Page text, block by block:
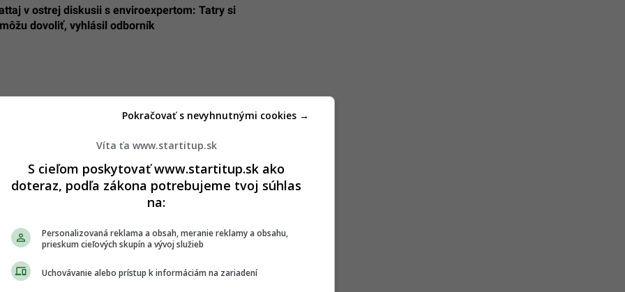
v ostrej diskusii s enviroexpertom: Tatry si
dovoliť, vyhlásil odborník
Víta ťa www.startitup.sk
S cieľom poskytovať www.startitup.sk ako
doteraz, podľa zákona potrebujeme tvoj súhlas
na:
Personalizovaná reklama a obsah, meranie reklamy a obsahu,
prieskum cieľových skupín a vývoj služieb
Uchovávanie alebo prístup k informáciám na zariadení
Pokračovať s nevyhnutnými cookies →